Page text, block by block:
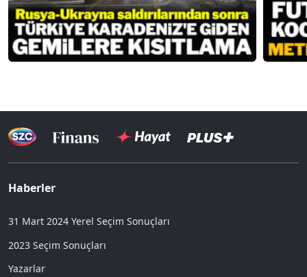
Haberler
31 Mart 2024 Yerel Seçim Sonuçları
2023 Seçim Sonuçları
Yazarlar